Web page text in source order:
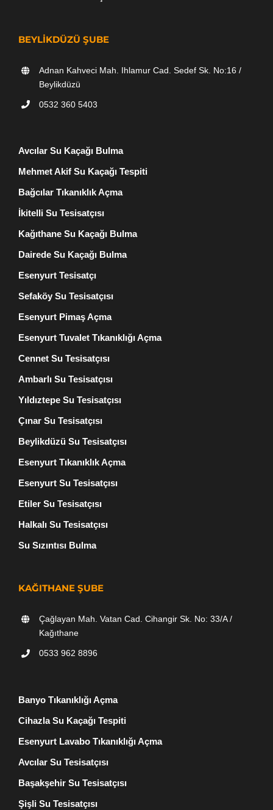
BEYLIKDÜZÜ ŞUBE
Adnan Kahveci Mah. Ihlamur Cad. Sedef Sk. No:16 /
Beylikdüzü
0532 360 5403
Avcılar Su Kaçağı Bulma
Mehmet Akif Su Kaçağı Tespiti
Bağcılar Tıkanıklık Açma
İkitelli Su Tesisatçısı
Kağıthane Su Kaçağı Bulma
Dairede Su Kaçağı Bulma
Esenyurt Tesisatçı
Sefaköy Su Tesisatçısı
Esenyurt Pimaş Açma
Esenyurt Tuvalet Tıkanıklığı Açma
Cennet Su Tesisatçısı
Ambarlı Su Tesisatçısı
Yıldıztepe Su Tesisatçısı
Çınar Su Tesisatçısı
Beylikdüzü Su Tesisatçısı
Esenyurt Tıkanıklık Açma
Esenyurt Su Tesisatçısı
Etiler Su Tesisatçısı
Halkalı Su Tesisatçısı
Su Sızıntısı Bulma
KAĞITHANE ŞUBE
Çağlayan Mah. Vatan Cad. Cihangir Sk. No: 33/A /
Kağıthane
0533 962 8896
Banyo Tıkanıklığı Açma
Cihazla Su Kaçağı Tespiti
Esenyurt Lavabo Tıkanıklığı Açma
Avcılar Su Tesisatçısı
Başakşehir Su Tesisatçısı
Şişli Su Tesisatçısı